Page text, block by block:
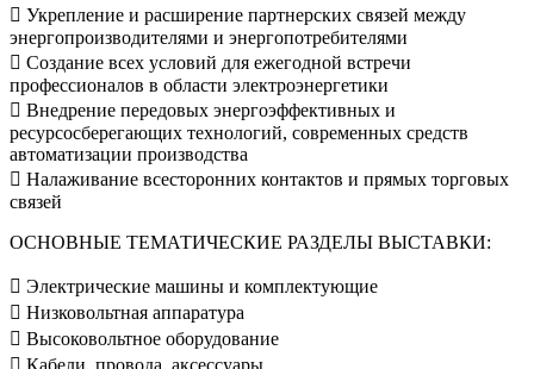
 Укрепление и расширение партнерских связей между
энергопроизводителями и энергопотребителями
 Создание всех условий для ежегодной встречи
профессионалов в области электроэнергетики
 Внедрение передовых энергоэффективных и
ресурсосберегающих технологий, современных средств
автоматизации производства
 Налаживание всесторонних контактов и прямых торговых
связей
ОСНОВНЫЕ ТЕМАТИЧЕСКИЕ РАЗДЕЛЫ ВЫСТАВКИ:
 Электрические машины и комплектующие
 Низковольтная аппаратура
 Высоковольтное оборудование
 Кабели, провода, аксессуары